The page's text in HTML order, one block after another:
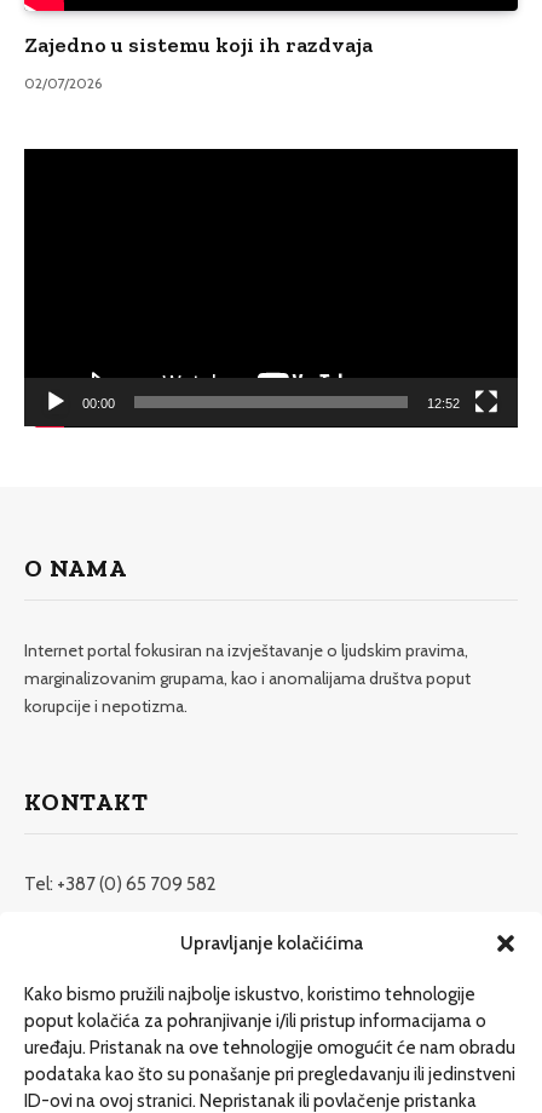
Upravljanje kolačićima
Kako bismo pružili najbolje iskustvo, koristimo tehnologije
poput kolačića za pohranjivanje i/ili pristup informacijama o
uređaju. Pristanak na ove tehnologije omogućit će nam obradu
podataka kao što su ponašanje pri pregledavanju ili jedinstveni
ID-ovi na ovoj stranici. Nepristanak ili povlačenje pristanka
Zajedno u sistemu koji ih razdvaja
02/07/2026
00:00 12:52
O NAMA
Internet portal fokusiran na izvještavanje o ljudskim pravima,
marginalizovanim grupama, kao i anomalijama društva poput
korupcije i nepotizma.
KONTAKT
Tel: +387 (0) 65 709 582
redakcija@etrafika.net
Dosije
Drugi pišu